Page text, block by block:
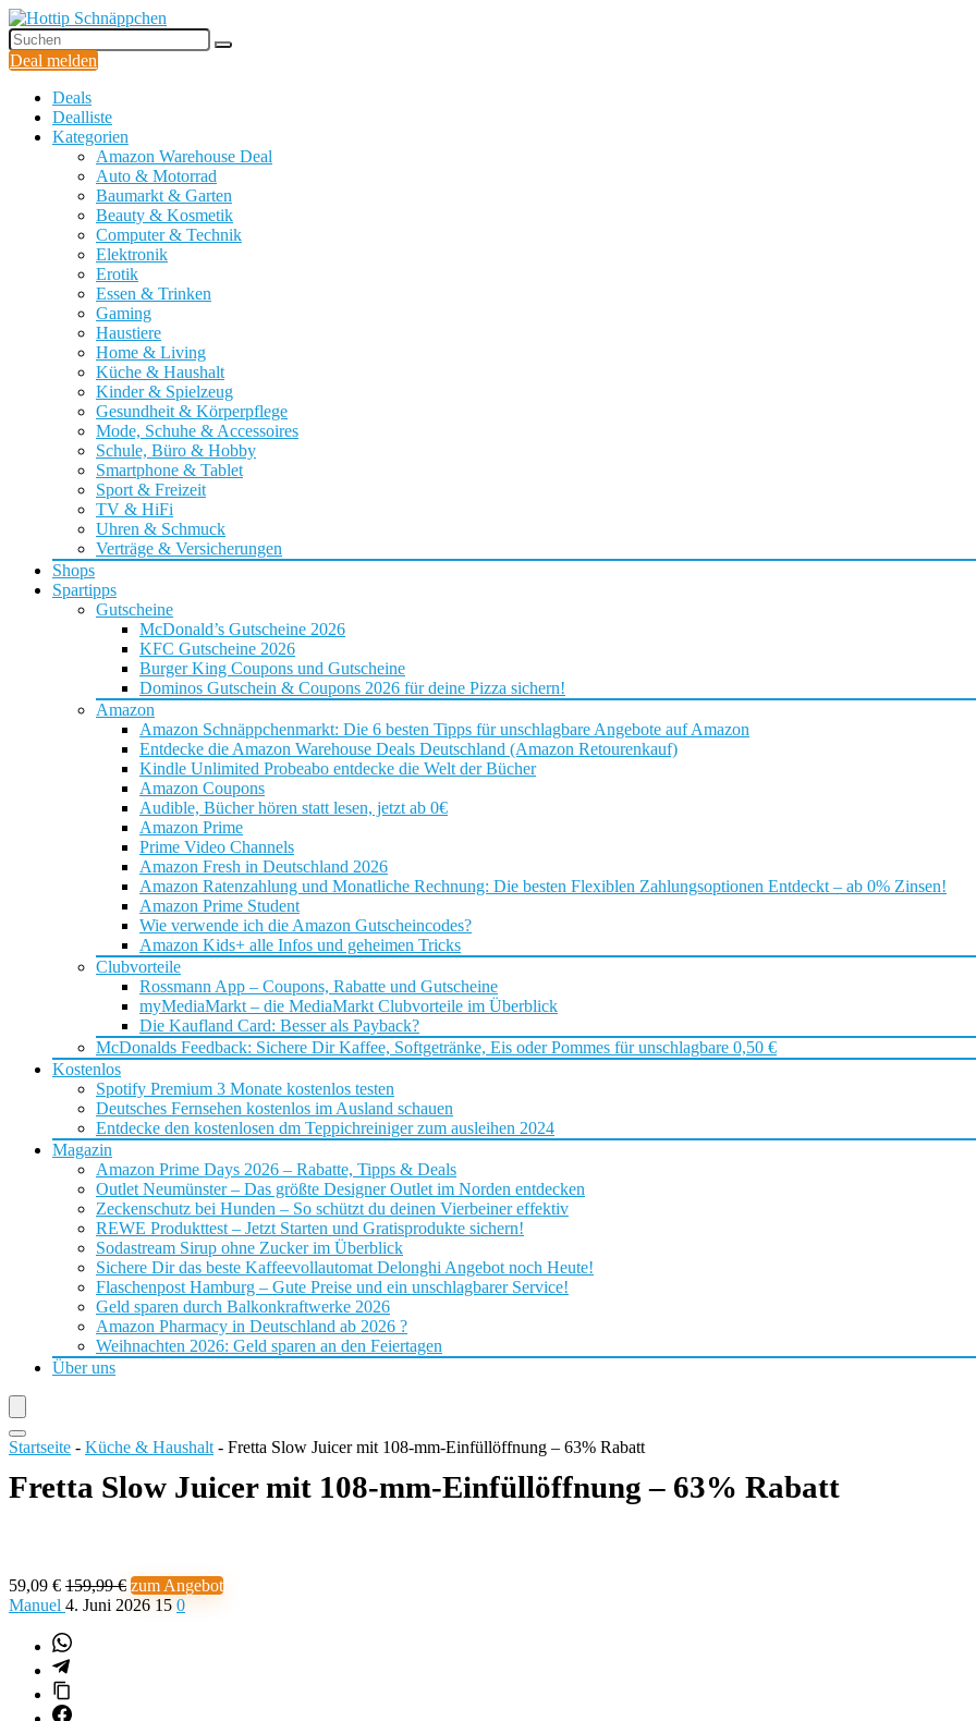
Deal melden
Deals
Dealliste
Kategorien
Amazon Warehouse Deal
Auto & Motorrad
Baumarkt & Garten
Beauty & Kosmetik
Computer & Technik
Elektronik
Erotik
Essen & Trinken
Gaming
Haustiere
Home & Living
Küche & Haushalt
Kinder & Spielzeug
Gesundheit & Körperpflege
Mode, Schuhe & Accessoires
Schule, Büro & Hobby
Smartphone & Tablet
Sport & Freizeit
TV & HiFi
Uhren & Schmuck
Verträge & Versicherungen
Shops
Spartipps
Gutscheine
McDonald’s Gutscheine 2026
KFC Gutscheine 2026
Burger King Coupons und Gutscheine
Dominos Gutschein & Coupons 2026 für deine Pizza sichern!
Amazon
Amazon Schnäppchenmarkt: Die 6 besten Tipps für unschlagbare Angebote auf Amazon
Entdecke die Amazon Warehouse Deals Deutschland (Amazon Retourenkauf)
Kindle Unlimited Probeabo entdecke die Welt der Bücher
Amazon Coupons
Audible, Bücher hören statt lesen, jetzt ab 0€
Amazon Prime
Prime Video Channels
Amazon Fresh in Deutschland 2026
Amazon Ratenzahlung und Monatliche Rechnung: Die besten Flexiblen Zahlungsoptionen Entdeckt – ab 0% Zinsen!
Amazon Prime Student
Wie verwende ich die Amazon Gutscheincodes?
Amazon Kids+ alle Infos und geheimen Tricks
Clubvorteile
Rossmann App – Coupons, Rabatte und Gutscheine
myMediaMarkt – die MediaMarkt Clubvorteile im Überblick
Die Kaufland Card: Besser als Payback?
McDonalds Feedback: Sichere Dir Kaffee, Softgetränke, Eis oder Pommes für unschlagbare 0,50 €
Kostenlos
Spotify Premium 3 Monate kostenlos testen
Deutsches Fernsehen kostenlos im Ausland schauen
Entdecke den kostenlosen dm Teppichreiniger zum ausleihen 2024
Magazin
Amazon Prime Days 2026 – Rabatte, Tipps & Deals
Outlet Neumünster – Das größte Designer Outlet im Norden entdecken
Zeckenschutz bei Hunden – So schützt du deinen Vierbeiner effektiv
REWE Produkttest – Jetzt Starten und Gratisprodukte sichern!
Sodastream Sirup ohne Zucker im Überblick
Sichere Dir das beste Kaffeevollautomat Delonghi Angebot noch Heute!
Flaschenpost Hamburg – Gute Preise und ein unschlagbarer Service!
Geld sparen durch Balkonkraftwerke 2026
Amazon Pharmacy in Deutschland ab 2026 ?
Weihnachten 2026: Geld sparen an den Feiertagen
Über uns
Startseite - Küche & Haushalt - Fretta Slow Juicer mit 108-mm-Einfüllöffnung – 63% Rabatt
Fretta Slow Juicer mit 108-mm-Einfüllöffnung – 63% Rabatt
59,09 € 159,99 € zum Angebot
Manuel 4. Juni 2026 15 0